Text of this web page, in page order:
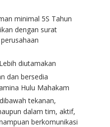
minimal 5S Tahun
dengan surat
diutamakan
dan bersedia
Hulu Mahakam
tekanan,
dalam tim, aktif,
berkomunikasi